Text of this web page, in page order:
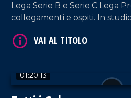
Lega Serie B e Serie C Lega
collegamenti e ospiti. In
01:20:13
VAI AL TITOLO